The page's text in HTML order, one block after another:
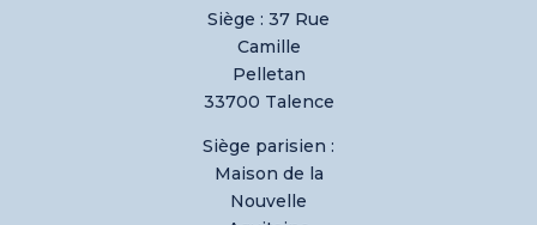
Siège : 37 Rue
Camille
Pelletan
33700 Talence
Siège parisien :
Maison de la
Nouvelle